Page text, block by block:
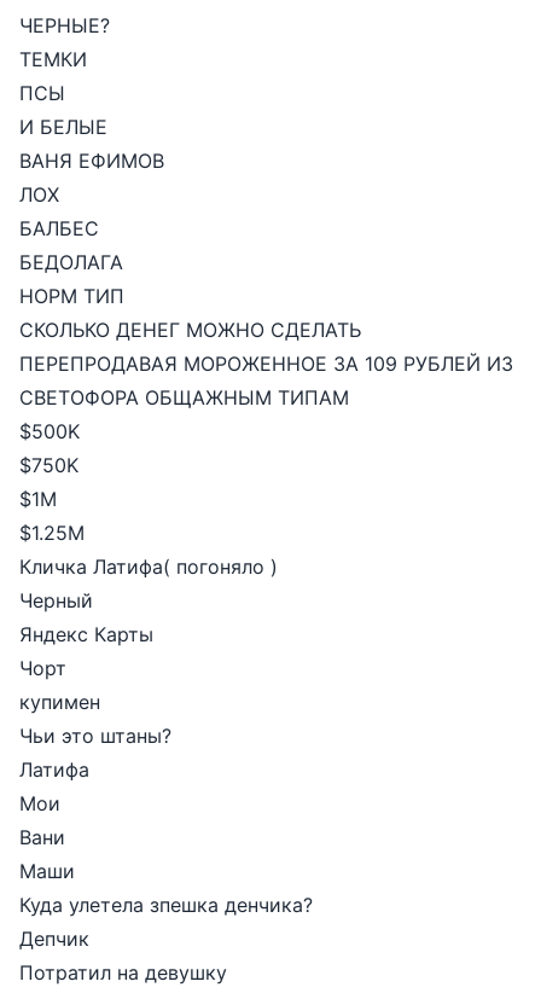
ЧЕРНЫЕ?
ТЕМКИ
ПСЫ
И БЕЛЫЕ
ВАНЯ ЕФИМОВ
ЛОХ
БАЛБЕС
БЕДОЛАГА
НОРМ ТИП
СКОЛЬКО ДЕНЕГ МОЖНО СДЕЛАТЬ
ПЕРЕПРОДАВАЯ МОРОЖЕННОЕ ЗА 109 РУБЛЕЙ ИЗ
СВЕТОФОРА ОБЩАЖНЫМ ТИПАМ
$500K
$750K
$1M
$1.25M
Кличка Латифа( погоняло )
Черный
Яндекс Карты
Чорт
купимен
Чьи это штаны?
Латифа
Мои
Вани
Маши
Куда улетела зпешка денчика?
Депчик
Потратил на девушку